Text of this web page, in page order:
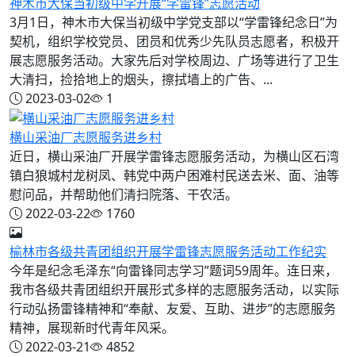
3月1日，神木市大保当初级中学党支部以“学雷锋纪念日”为
契机，组织学校党员、团员和优秀少先队员志愿者，积极开
展志愿服务活动。大家先后对学校周边、广场等进行了卫生
大清扫，捡拾地上的烟头，擦拭墙上的广告、...
2023-03-02
1
横山采油厂志愿服务进乡村
近日，横山采油厂开展学雷锋志愿服务活动，为横山区石湾
镇白狼城村龙树凤、韩党中两户困难村民送去米、面、油等
慰问品，并帮助他们清扫院落、干农活。
2022-03-22
1760
榆林市各级共青团组织开展学雷锋志愿服务活动工作纪实
今年是纪念毛泽东“向雷锋同志学习”题词59周年。连日来，
我市各级共青团组织开展形式多样的志愿服务活动，以实际
行动弘扬雷锋精神和“奉献、友爱、互助、进步”的志愿服务
精神，展现新时代青年风采。
2022-03-21
4852